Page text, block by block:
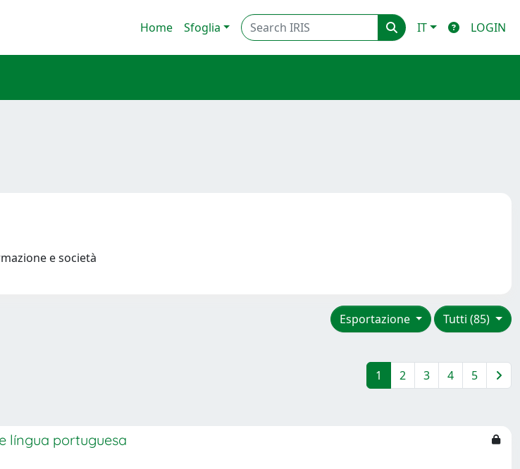
Home Sfoglia IT LOGIN
e società
Tutti (85)
Esportazione
1 2 3 4 5
língua portuguesa